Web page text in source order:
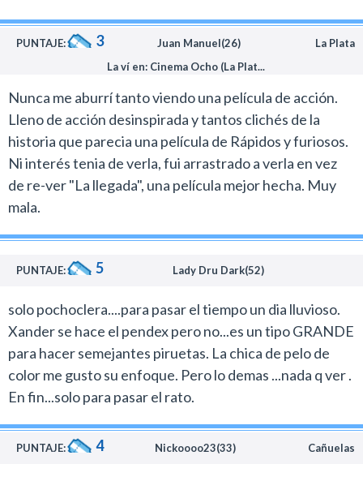
presentar a Xander Cage como si fuera el gran héroe
de acción que el género necesitaba.
Cage es insulso y aburre al tratarse de un sujeto que
tiene 50 años y se comporta como si tuviera 18.
Todas y cada una de las mujeres de la tramas se mueren
por estar con él y dentro de la CIA es el agente más
grande todos los tiempos.
Las secuencias de acción de este film son de una
pobreza desesperante y en varias escenas se notan los
La dirección de D.J.Caruso (Disturbia) es
con el concepto estúpido del personaje.
Donnie Yen es el único miembro del reparto que sale
bien parado de este desastre con algunas escenas de
pelea, donde opaca a Diesel con su talento y carisma.
En el caso de Tony Jaa, una de las estrellas de género
de artes marciales más importantes de las últimas
décadas, lo desaprovechan por completo al tratarlo
PUNTAJE: 3 Juan Manuel(26)
La Plata
La ví en: Cinema Ocho (La Plat...
Nunca me aburrí tanto viendo una película de acción.
Lleno de acción desinspirada y tantos clichés de la
historia que parecia una película de Rápidos y furiosos.
Ni interés tenia de verla, fui arrastrado a verla en vez
de re-ver "La llegada", una película mejor hecha. Muy
mala.
PUNTAJE: 5 Lady Dru Dark(52)
solo pochoclera....para pasar el tiempo un dia lluvioso.
Xander se hace el pendex pero no...es un tipo GRANDE
para hacer semejantes piruetas. La chica de pelo de
color me gusto su enfoque. Pero lo demas ...nada q ver .
En fin...solo para pasar el rato.
PUNTAJE: 4 Nickoooo23(33) Cañuelas